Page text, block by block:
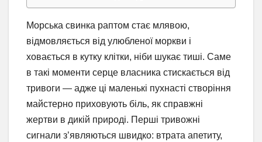
Морська свинка раптом стає млявою,
відмовляється від улюбленої моркви і
ховається в кутку клітки, ніби шукає тиші. Саме
в такі моменти серце власника стискається від
тривоги — адже ці маленькі пухнасті створіння
майстерно приховують біль, як справжні
жертви в дикій природі. Перші тривожні
сигнали з’являються швидко: втрата апетиту,